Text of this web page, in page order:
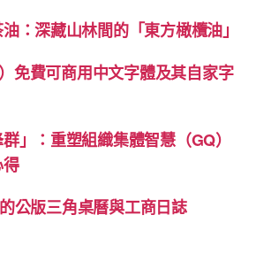
油：深藏山林間的「東方橄欖油」
免費可商用中文字體及其自家字
」：重塑組織集體智慧（GQ）
公版三角桌曆與工商日誌